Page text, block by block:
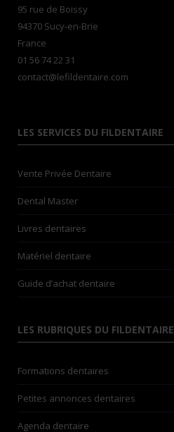
95 rue de Boissy
94370 Sucy-en-Brie
France
01 56 74 22 31
contact@lefildentaire.com
LES SERVICES DU FILDENTAIRE
Vente Privée Dentaire
Dental Master
Livres dentaires
Matériel dentaire
Guide d’achat dentaire
LES RUBRIQUES DU FILDENTAIRE
Formations dentaires
Petites annonces dentaires
Agenda dentaire